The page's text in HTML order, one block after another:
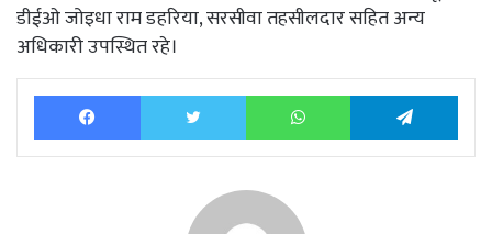
डीईओ जोइधा राम डहरिया, सरसीवा तहसीलदार सहित अन्य
अधिकारी उपस्थित रहे।
Facebook Twitter WhatsApp